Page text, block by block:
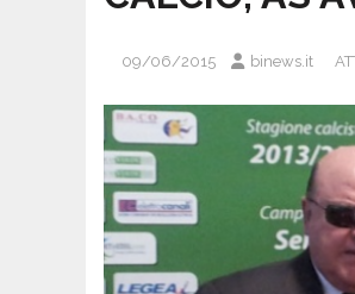
09/06/2015 binews.it